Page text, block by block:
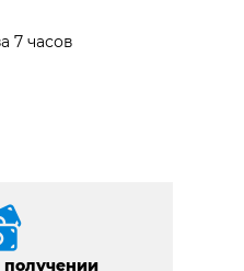
7 часов